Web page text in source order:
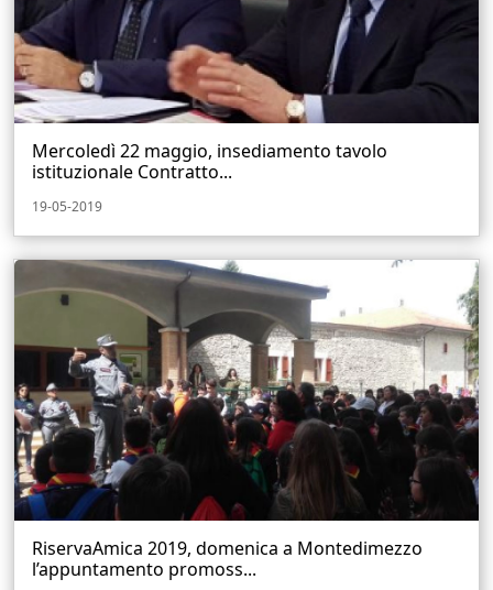
Mercoledì 22 maggio, insediamento tavolo
istituzionale Contratto...
19-05-2019
RiservaAmica 2019, domenica a Montedimezzo
l’appuntamento promoss...